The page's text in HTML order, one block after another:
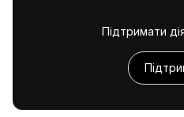
Підтримати